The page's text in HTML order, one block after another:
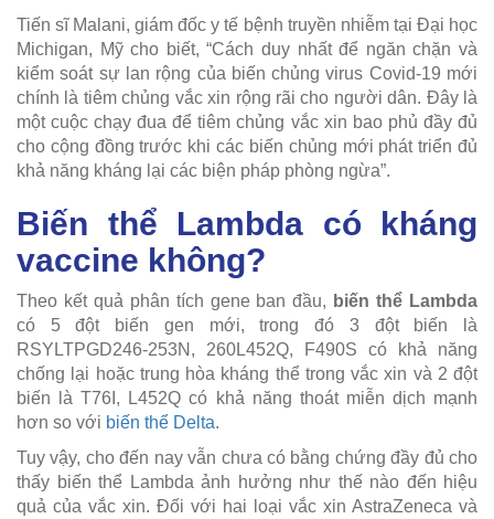
Tiến sĩ Malani, giám đốc y tế bệnh truyền nhiễm tại Đại học
Michigan, Mỹ cho biết, “Cách duy nhất để ngăn chặn và
kiểm soát sự lan rộng của biến chủng virus Covid-19 mới
chính là tiêm chủng vắc xin rộng rãi cho người dân. Đây là
một cuộc chạy đua để tiêm chủng vắc xin bao phủ đầy đủ
cho cộng đồng trước khi các biến chủng mới phát triển đủ
khả năng kháng lại các biện pháp phòng ngừa”.
Biến thể Lambda có kháng
vaccine không?
Theo kết quả phân tích gene ban đầu, biến thể Lambda
có 5 đột biến gen mới, trong đó 3 đột biến là
RSYLTPGD246-253N, 260L452Q, F490S có khả năng
chống lại hoặc trung hòa kháng thể trong vắc xin và 2 đột
biến là T76I, L452Q có khả năng thoát miễn dịch mạnh
hơn so với biến thể Delta.
Tuy vậy, cho đến nay vẫn chưa có bằng chứng đầy đủ cho
thấy biến thể Lambda ảnh hưởng như thế nào đến hiệu
quả của vắc xin. Đối với hai loại vắc xin AstraZeneca và